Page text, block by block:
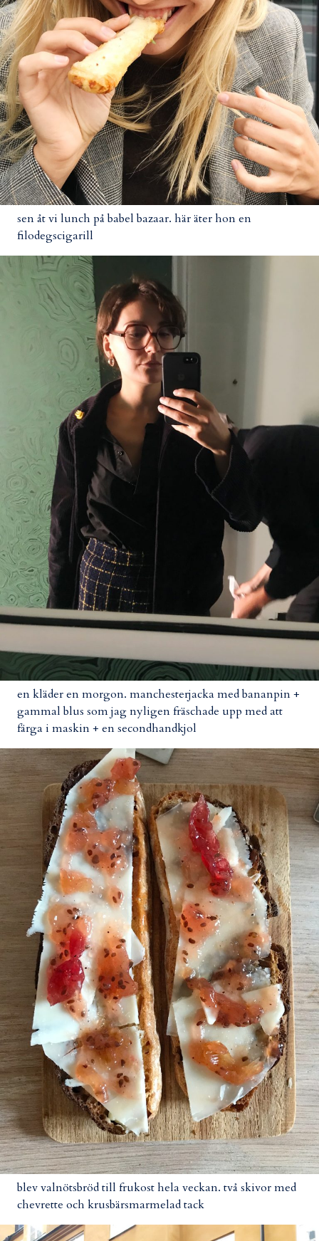
sen åt vi lunch på babel bazaar. här äter hon en
filodegscigarill
en kläder en morgon. manchesterjacka med bananpin +
gammal blus som jag nyligen fräschade upp med att
färga i maskin + en secondhandkjol
blev valnötsbröd till frukost hela veckan. två skivor med
chevrette och krusbärsmarmelad tack